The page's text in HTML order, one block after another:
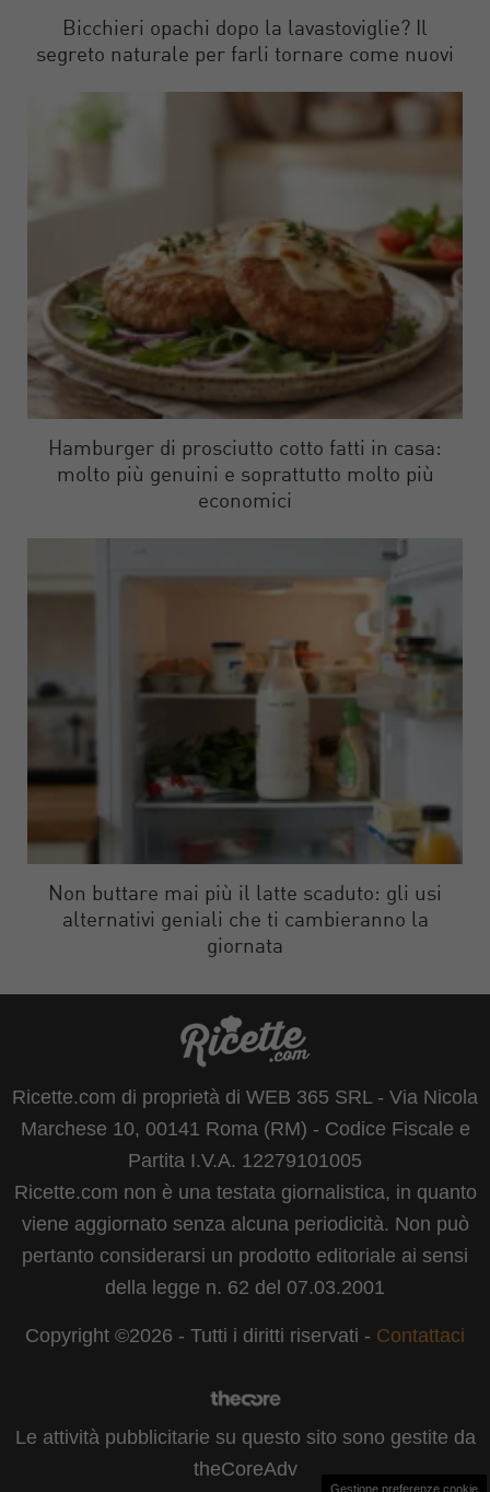
Bicchieri opachi dopo la lavastoviglie? Il
segreto naturale per farli tornare come nuovi
Hamburger di prosciutto cotto fatti in casa:
molto più genuini e soprattutto molto più
economici
Non buttare mai più il latte scaduto: gli usi
alternativi geniali che ti cambieranno la
giornata
Ricette.com di proprietà di WEB 365 SRL - Via Nicola
Marchese 10, 00141 Roma (RM) - Codice Fiscale e
Partita I.V.A. 12279101005
Ricette.com non è una testata giornalistica, in quanto
viene aggiornato senza alcuna periodicità. Non può
pertanto considerarsi un prodotto editoriale ai sensi
della legge n. 62 del 07.03.2001
Copyright ©2026 - Tutti i diritti riservati - Contattaci
Le attività pubblicitarie su questo sito sono gestite da
theCoreAdv
Gestione preferenze cookie